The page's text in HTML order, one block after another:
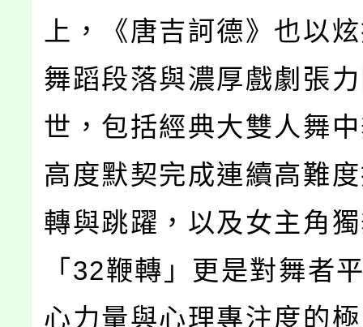
上，《唐吉訶德》也以
舞蹈段落與濃厚戲劇張
世，包括經典大雙人舞
高度默契完成連續高難
轉與跳躍，以及女主角
「32鞭轉」更是對舞者
心力量與心理專注度的